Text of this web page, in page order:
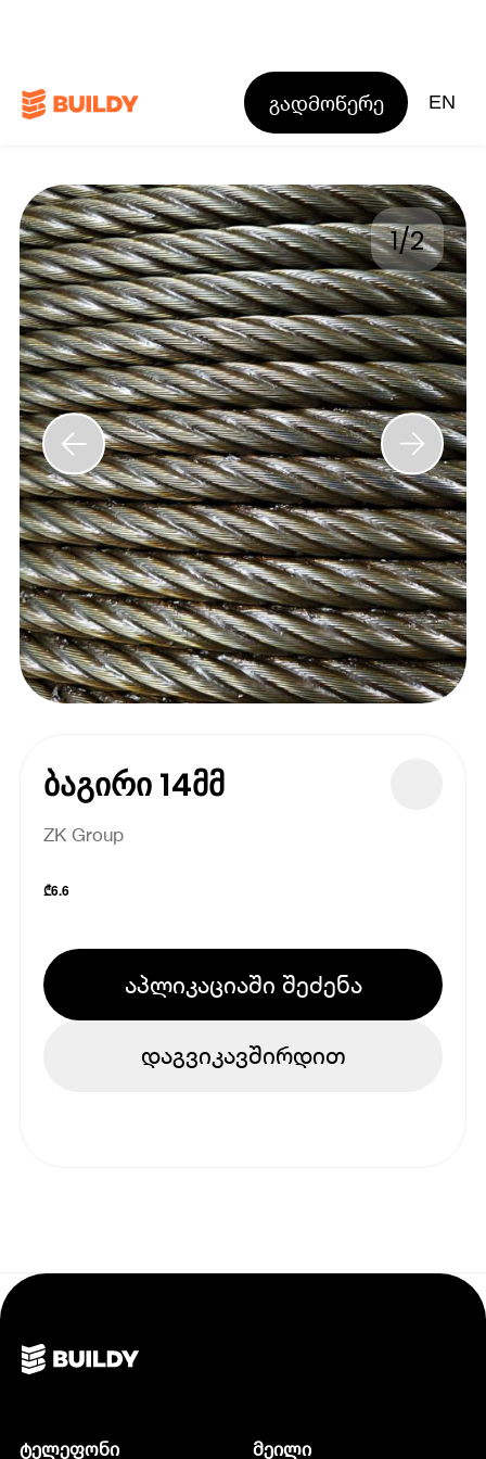
გადმოწერე EN
1/2
ბაგირი 14მმ
ZK Group
₾6.6
აპლიკაციაში შეძენა
დაგვიკავშირდით
ტელეფონი მეილი